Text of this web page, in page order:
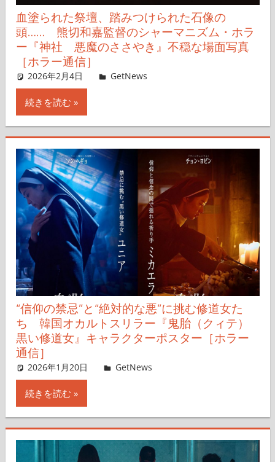
血塗られた祭壇、踏みつけられた石像の
頭…… 熊切和嘉監督のシャーマニズム・ホラ
ー『神社 悪魔のささやき』不穏な場面写真
［ホラー通信］
2026年2月4日 レイナス
GetNews
続きを読む
“信仰の禁忌”と“絶対的な悪”に挑む修道女た
ち 韓国オカルトスリラー『鬼胎（クィテ）
黒い修道女』キャラクターポスター［ホラー
通信］
2026年1月20日 レイナス
GetNews
続きを読む